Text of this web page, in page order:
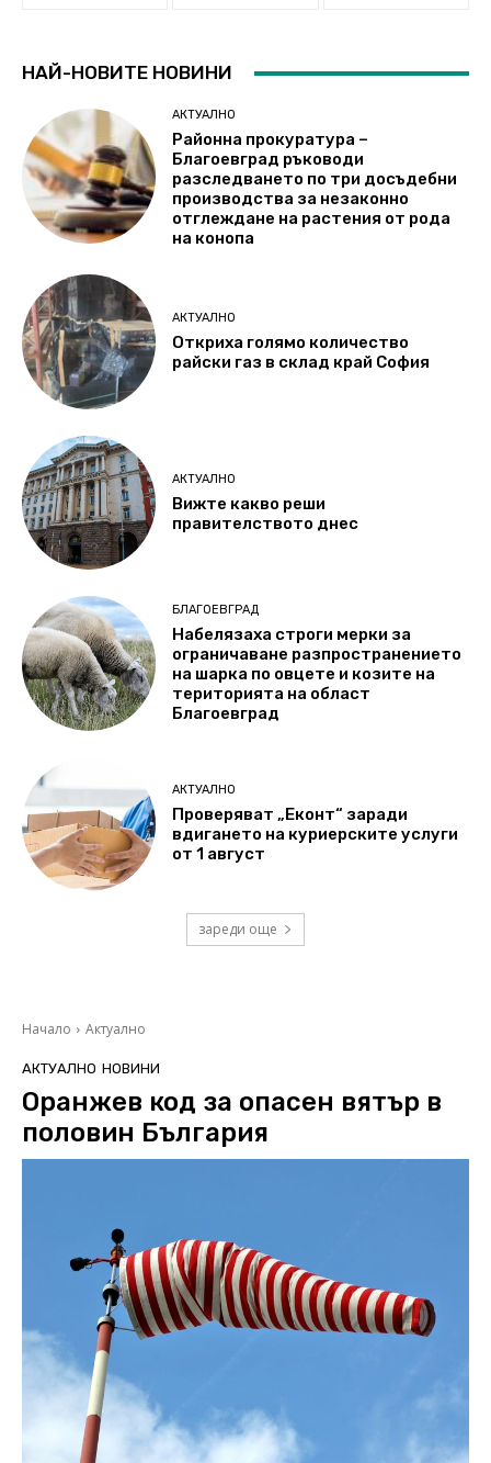
НАЙ-НОВИТЕ НОВИНИ
АКТУАЛНО
Районна прокуратура –
Благоевград ръководи
разследването по три досъдебни
производства за незаконно
отглеждане на растения от рода
на конопа
АКТУАЛНО
Откриха голямо количество
райски газ в склад край София
АКТУАЛНО
Вижте какво реши
правителството днес
БЛАГОЕВГРАД
Набелязаха строги мерки за
ограничаване разпространението
на шарка по овцете и козите на
територията на област
Благоевград
АКТУАЛНО
Проверяват „Еконт“ заради
вдигането на куриерските услуги
от 1 август
зареди още